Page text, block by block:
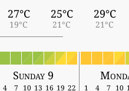
27°C
19°C
25°C
21°C
29°C
21°C
Sunday 9
4 7 10 13 16 19 22 1 4 7 10